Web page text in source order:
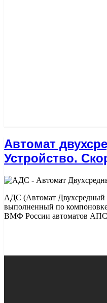
Автомат
Устройство.
АДС (Автомат Двухсредный
выполненный по
ВМФ России автоматов